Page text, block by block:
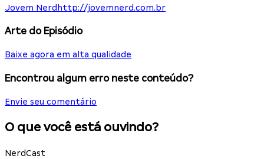
Jovem Nerd http://jovemnerd.com.br
Arte do Episódio
Baixe agora em alta qualidade
Encontrou algum erro neste conteúdo?
Envie seu comentário
O que você está ouvindo?
NerdCast